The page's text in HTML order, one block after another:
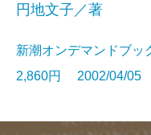
円地文子／著
新潮オンデマンドブ
2,860円 2002/04/05